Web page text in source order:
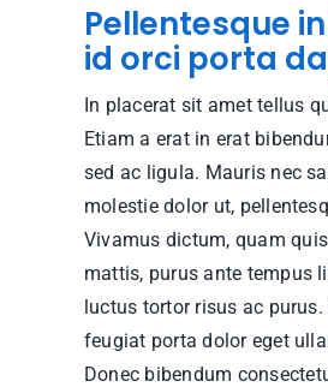
Pellentesque
id orci porta
In placerat sit amet tellus
Etiam a erat in erat
sed ac ligula. Mauris nec
molestie dolor ut,
Vivamus dictum, quam
mattis, purus ante tempus
luctus tortor risus ac purus.
feugiat porta dolor eget
Donec bibendum